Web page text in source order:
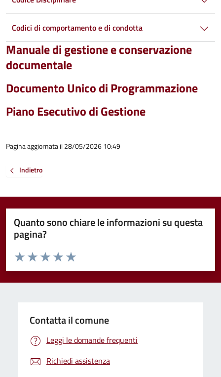
Codici di comportamento e di condotta
Manuale di gestione e conservazione
documentale
Documento Unico di Programmazione
Piano Esecutivo di Gestione
Pagina aggiornata il 28/05/2026 10:49
Indietro
Quanto sono chiare le informazioni su questa
pagina?
Valuta da 1 a 5 stelle la pagina
Valuta 5 stelle su 5
Valuta 4 stelle su 5
Valuta 3 stelle su 5
Valuta 2 stelle su 5
Valuta 1 stelle su 5
Contatta il comune
Leggi le domande frequenti
Richiedi assistenza